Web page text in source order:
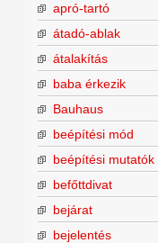
apró-tartó
átadó-ablak
átalakítás
baba érkezik
Bauhaus
beépítési mód
beépítési mutatók
befőttdivat
bejárat
bejelentés